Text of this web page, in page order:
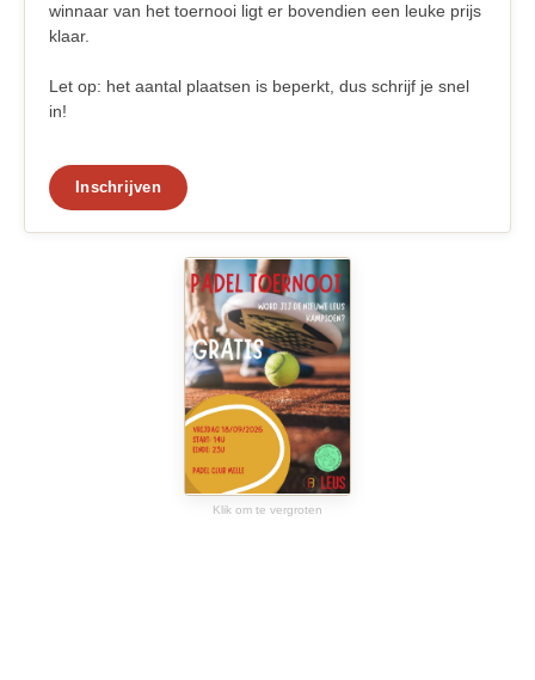
winnaar van het toernooi ligt er bovendien een leuke prijs
klaar.
Let op: het aantal plaatsen is beperkt, dus schrijf je snel
in!
Inschrijven
Klik om te vergroten